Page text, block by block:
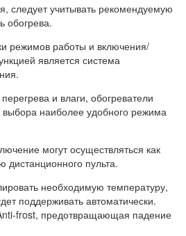
следует учитывать рекомендуемую
обогрева.
режимов работы и включения/
является система
и влаги, обогреватели
наиболее удобного режима
могут осуществляться как
пульта.
необходимую температуру,
поддерживать автоматически.
frost, предотвращающая падение